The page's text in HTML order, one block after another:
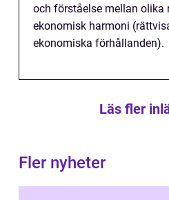
och förståelse mellan olika
ekonomisk harmoni
ekonomiska förhållanden).
Läs fler
Fler nyheter